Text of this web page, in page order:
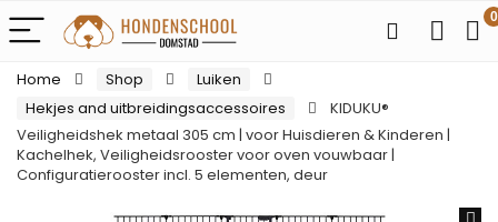
0
Home Shop
Luiken
Hekjes and uitbreidingsaccessoires
KIDUKU®
Veiligheidshek metaal 305 cm | voor Huisdieren & Kinderen |
Kachelhek, Veiligheidsrooster voor oven vouwbaar |
Configuratierooster incl. 5 elementen, deur